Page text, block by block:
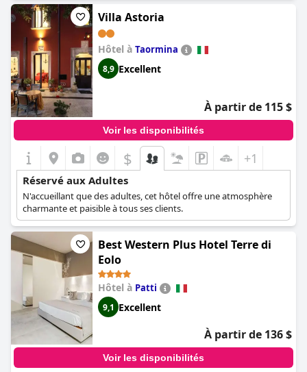
Villa Astoria
Hôtel à Taormina
8,9 Excellent
À partir de 115 $
Voir les disponibilités
$ +1
Réservé aux Adultes
N'accueillant que des adultes, cet hôtel offre une atmosphère
charmante et paisible à tous ses clients.
Best Western Plus Hotel Terre di
Eolo
Hôtel à Patti
9,1 Excellent
À partir de 136 $
Voir les disponibilités